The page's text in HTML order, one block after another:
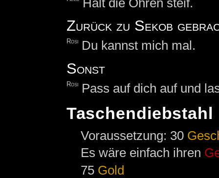
Zurück zu Sekob
Rosi Du kannst mich mal.
Sonst
Rosi Pass auf dich auf und
Taschendiebstahl
Voraussetzung: 30
Es wäre einfach ihren
75 Gold